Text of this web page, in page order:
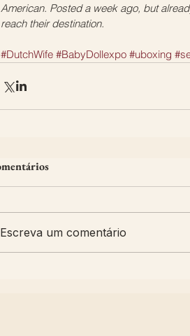
American. Posted a week ago, but
reach their destination.
#DutchWife #BabyDollexpo #uboxing
Escreva um comentário